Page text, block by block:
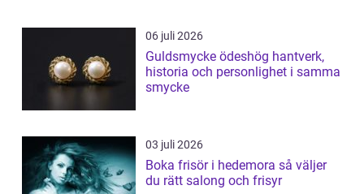
06 juli 2026
Guldsmycke ödeshög hantverk,
historia och personlighet i samma
smycke
03 juli 2026
Boka frisör i hedemora så väljer
du rätt salong och frisyr